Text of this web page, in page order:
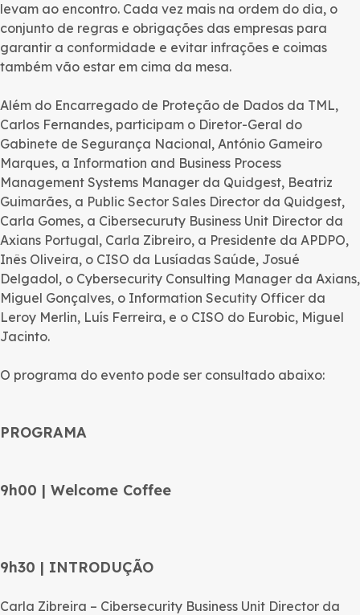
levam ao encontro. Cada vez mais na ordem do dia, o
conjunto de regras e obrigações das empresas para
garantir a conformidade e evitar infrações e coimas
também vão estar em cima da mesa.
Além do Encarregado de Proteção de Dados da TML,
Carlos Fernandes, participam o Diretor-Geral do
Gabinete de Segurança Nacional, António Gameiro
Marques, a Information and Business Process
Management Systems Manager da Quidgest, Beatriz
Guimarães, a Public Sector Sales Director da Quidgest,
Carla Gomes, a Cibersecuruty Business Unit Director da
Axians Portugal, Carla Zibreiro, a Presidente da APDPO,
Inês Oliveira, o CISO da Lusíadas Saúde, Josué
Delgadol, o Cybersecurity Consulting Manager da Axians,
Miguel Gonçalves, o Information Secutity Officer da
Leroy Merlin, Luís Ferreira, e o CISO do Eurobic, Miguel
Jacinto.
O programa do evento pode ser consultado abaixo:
PROGRAMA
9h00 | Welcome Coffee
9h30 | INTRODUÇÃO
Carla Zibreira – Cibersecurity Business Unit Director da